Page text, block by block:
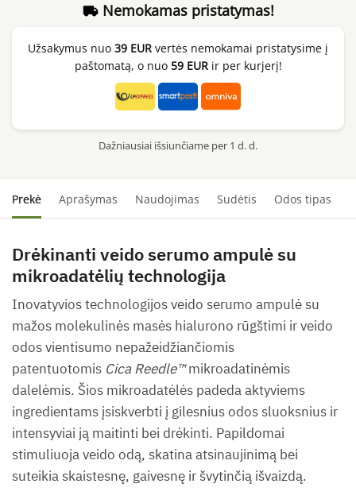
Nemokamas pristatymas!
Užsakymus nuo 39 EUR vertės nemokamai pristatysime į
paštomatą, o nuo 59 EURir per kurjerį!
Dažniausiai išsiunčiame per 1 d. d.
Prekė Aprašymas Naudojimas Sudėtis Odos tipas
Drėkinanti veido serumo ampulė su
mikroadatėlių technologija
Inovatyvios technologijos veido serumo ampulė su
mažos molekulinės masės hialurono rūgštimi ir veido
odos vientisumo nepažeidžiančiomis
patentuotomis Cica Reedle™mikroadatinėmis
dalelėmis. Šios mikroadatėlės padeda aktyviems
ingredientams įsiskverbti į gilesnius odos sluoksnius ir
intensyviai ją maitinti bei drėkinti. Papildomai
stimuliuoja veido odą, skatina atsinaujinimą bei
suteikia skaistesnę, gaivesnę ir švytinčią išvaizdą.